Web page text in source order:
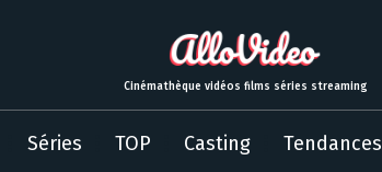
Cinémathèque vidéos films séries streaming
Séries TOP Casting Tendances